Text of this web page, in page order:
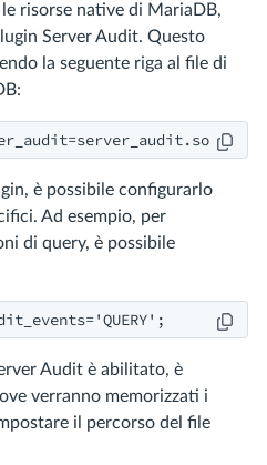
risorse native di MariaDB,
Server Audit. Questo
la seguente riga al file di
è possibile configurarlo
Ad esempio, per
di query, è possibile
Audit è abilitato, è
verranno memorizzati i
il percorso del file